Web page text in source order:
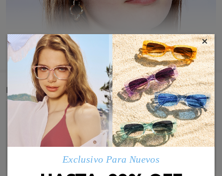
MOSTRAR MÁS
Detail
×
Exclusivo Para Nuevos